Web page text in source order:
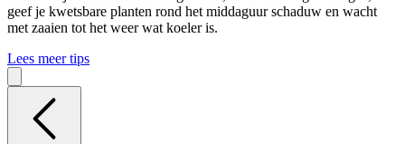
geef je kwetsbare planten rond het middaguur schaduw en wacht
met zaaien tot het weer wat koeler is.
Lees meer tips